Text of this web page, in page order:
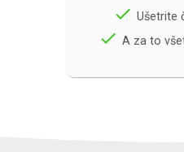
done Ušetrite
done A za to